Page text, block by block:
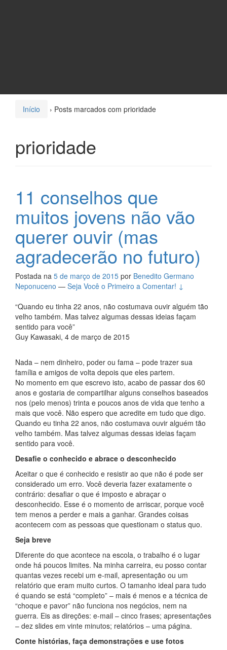
Início › Posts marcados com prioridade
prioridade
11 conselhos que
muitos jovens não vão
querer ouvir (mas
agradecerão no futuro)
Postada na 5 de março de 2015 por Benedito Germano
Neponuceno — Seja Você o Primeiro a Comentar! ↓
“Quando eu tinha 22 anos, não costumava ouvir alguém tão
velho também. Mas talvez algumas dessas ideias façam
sentido para você”
Guy Kawasaki, 4 de março de 2015
Nada – nem dinheiro, poder ou fama – pode trazer sua
família e amigos de volta depois que eles partem.
No momento em que escrevo isto, acabo de passar dos 60
anos e gostaria de compartilhar alguns conselhos baseados
nos (pelo menos) trinta e poucos anos de vida que tenho a
mais que você. Não espero que acredite em tudo que digo.
Quando eu tinha 22 anos, não costumava ouvir alguém tão
velho também. Mas talvez algumas dessas ideias façam
sentido para você.
Desafie o conhecido e abrace o desconhecido
Aceitar o que é conhecido e resistir ao que não é pode ser
considerado um erro. Você deveria fazer exatamente o
contrário: desafiar o que é imposto e abraçar o
desconhecido. Esse é o momento de arriscar, porque você
tem menos a perder e mais a ganhar. Grandes coisas
acontecem com as pessoas que questionam o status quo.
Seja breve
Diferente do que acontece na escola, o trabalho é o lugar
onde há poucos limites. Na minha carreira, eu posso contar
quantas vezes recebi um e-mail, apresentação ou um
relatório que eram muito curtos. O tamanho ideal para tudo
é quando se está “completo” – mais é menos e a técnica de
“choque e pavor” não funciona nos negócios, nem na
guerra. Eis as direções: e-mail – cinco frases; apresentações
– dez slides em vinte minutos; relatórios – uma página.
Conte histórias, faça demonstrações e use fotos